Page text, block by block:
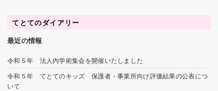
てとてのダイアリー
最近の情報
令和５年 法人内学術集会を開催いたしました
令和５年 てとてのキッズ 保護者・事業所向け評価結果の公表につ
いて